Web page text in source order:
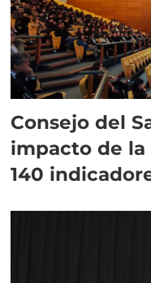
Consejo del
impacto de
140